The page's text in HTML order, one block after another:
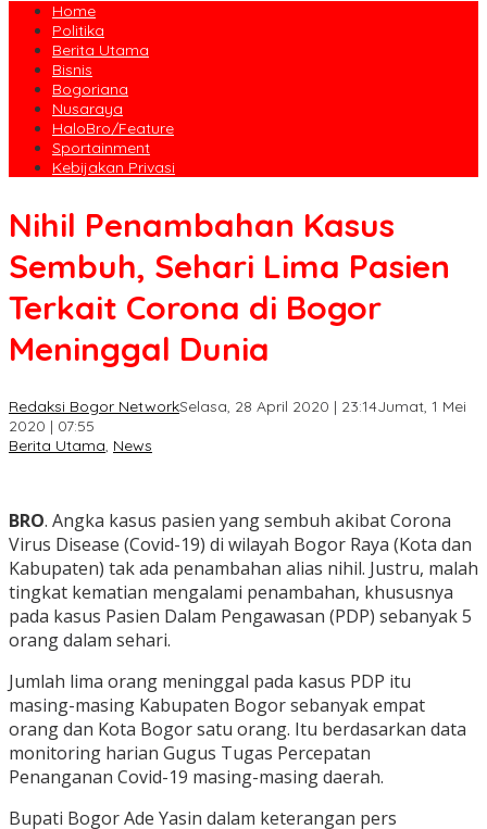
Home
Politika
Berita Utama
Bisnis
Bogoriana
Nusaraya
HaloBro/Feature
Sportainment
Kebijakan Privasi
Nihil Penambahan Kasus
Sembuh, Sehari Lima Pasien
Terkait Corona di Bogor
Meninggal Dunia
Redaksi Bogor NetworkSelasa, 28 April 2020 | 23:14Jumat, 1 Mei
2020 | 07:55
Berita Utama, News
BRO. Angka kasus pasien yang sembuh akibat Corona
Virus Disease (Covid-19) di wilayah Bogor Raya (Kota dan
Kabupaten) tak ada penambahan alias nihil. Justru, malah
tingkat kematian mengalami penambahan, khususnya
pada kasus Pasien Dalam Pengawasan (PDP) sebanyak 5
orang dalam sehari.
Jumlah lima orang meninggal pada kasus PDP itu
masing-masing Kabupaten Bogor sebanyak empat
orang dan Kota Bogor satu orang. Itu berdasarkan data
monitoring harian Gugus Tugas Percepatan
Penanganan Covid-19 masing-masing daerah.
Bupati Bogor Ade Yasin dalam keterangan pers